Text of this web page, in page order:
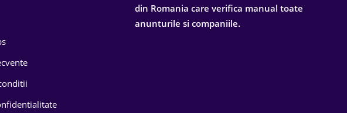
din Romania care verifica manual toate
anunturile si companiile.